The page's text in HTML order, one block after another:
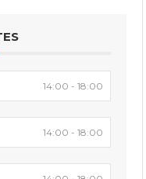
14:00 - 18:00
14:00 - 18:00